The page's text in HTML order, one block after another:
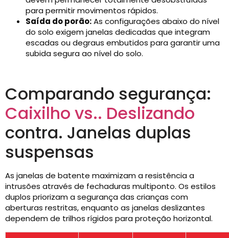
para permitir movimentos rápidos.
Saída do porão:As configurações abaixo do nível
do solo exigem janelas dedicadas que integram
escadas ou degraus embutidos para garantir uma
subida segura ao nível do solo.
Comparando segurança:
Caixilho vs.. Deslizando
contra. Janelas duplas
suspensas
As janelas de batente maximizam a resistência a
intrusões através de fechaduras multiponto. Os estilos
duplos priorizam a segurança das crianças com
aberturas restritas, enquanto as janelas deslizantes
dependem de trilhos rígidos para proteção horizontal.